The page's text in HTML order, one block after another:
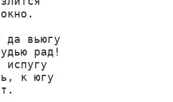
да вьюгу
рад!
испугу
к югу